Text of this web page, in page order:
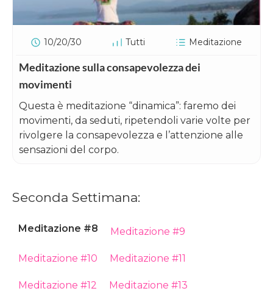
10/20/30 Tutti Meditazione
Meditazione sulla consapevolezza dei
movimenti
Questa è meditazione “dinamica”: faremo dei
movimenti, da seduti, ripetendoli varie volte per
rivolgere la consapevolezza e l’attenzione alle
sensazioni del corpo.
Seconda Settimana:
Meditazione #8 Meditazione #9
Meditazione #10 Meditazione #11
Meditazione #12 Meditazione #13